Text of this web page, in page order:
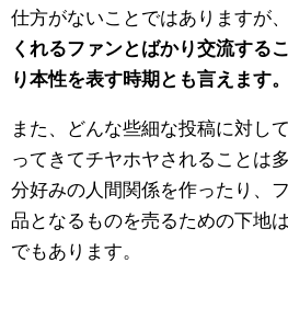
仕方がないことではありますが、
くれるファンとばかり交流する
り本性を表す時期とも言えます。
また、どんな些細な投稿に対し
ってきてチヤホヤされることは
分好みの人間関係を作ったり、
品となるものを売るための下地
でもあります。